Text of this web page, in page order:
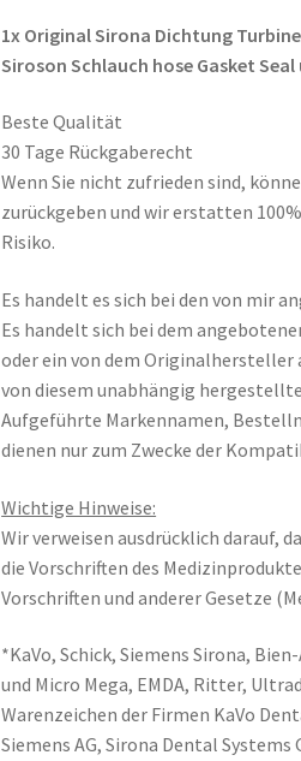
usw.
Menge
1x Original Sirona Dichtung
Siroson Schlauch hose Gasket Seal
Beste Qualität
30 Tage Rückgaberecht
Wenn Sie nicht zufrieden sind,
zurückgeben und wir erstatten
Risiko.
Es handelt es sich bei den von mir
Es handelt sich bei dem
oder ein von dem
von diesem unabhängig
Aufgeführte Markennamen,
dienen nur zum Zwecke der
Wichtige Hinweise:
Wir verweisen ausdrücklich darauf,
die Vorschriften des
Vorschriften und anderer Gesetze
*KaVo, Schick, Siemens Sirona,
und Micro Mega, EMDA, Ritter,
Warenzeichen der Firmen KaVo
Siemens AG, Sirona Dental